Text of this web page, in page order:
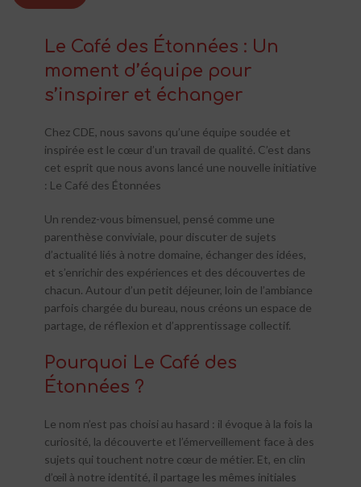
Le Café des Étonnées : Un
moment d’équipe pour
s’inspirer et échanger
Chez CDE, nous savons qu’une équipe soudée et
inspirée est le cœur d’un travail de qualité. C’est dans
cet esprit que nous avons lancé une nouvelle initiative
: Le Café des Étonnées
Un rendez-vous bimensuel, pensé comme une
parenthèse conviviale, pour discuter de sujets
d’actualité liés à notre domaine, échanger des idées,
et s’enrichir des expériences et des découvertes de
chacun. Autour d’un petit déjeuner, loin de l’ambiance
parfois chargée du bureau, nous créons un espace de
partage, de réflexion et d’apprentissage collectif.
Pourquoi Le Café des
Étonnées ?
Le nom n’est pas choisi au hasard : il évoque à la fois la
curiosité, la découverte et l’émerveillement face à des
sujets qui touchent notre cœur de métier. Et, en clin
d’œil à notre identité, il partage les mêmes initiales